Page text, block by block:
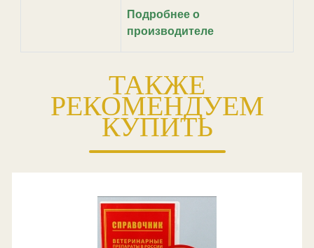
Подробнее о
производителе
ТАКЖЕ
РЕКОМЕНДУЕМ
КУПИТЬ